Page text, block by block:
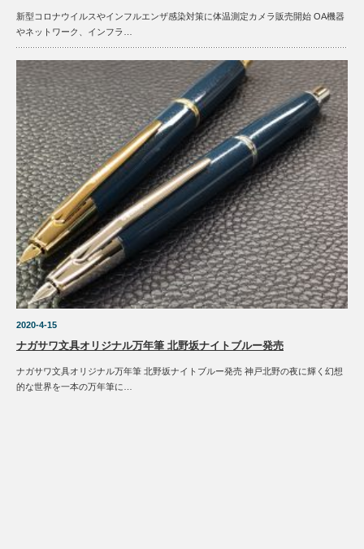
新型コロナウイルスやインフルエンザ感染対策に体温測定カメラ販売開始 OA機器
やネットワーク、インフラ…
2020-4-15
ナガサワ文具オリジナル万年筆 北野坂ナイトブルー発売
ナガサワ文具オリジナル万年筆 北野坂ナイトブルー発売 神戸北野の夜に輝く幻想
的な世界を一本の万年筆に…